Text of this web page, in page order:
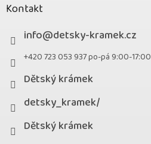
Kontakt
info@detsky-kramek.cz
+420 723 053 937 po-pá 9:00-17:00
Dětský krámek
detsky_kramek/
Dětský krámek